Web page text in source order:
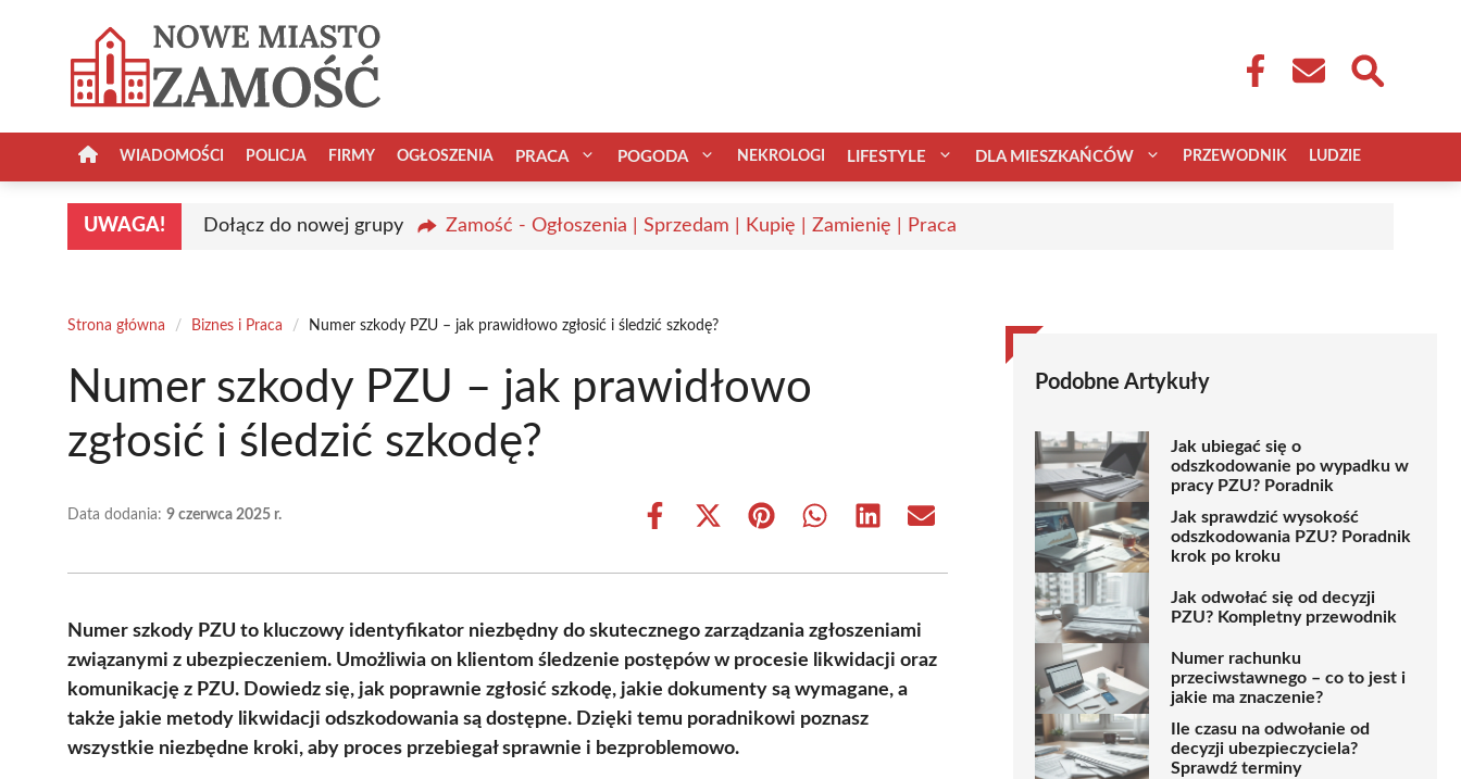
WIADOMOŚCI POLICJA FIRMY OGŁOSZENIA PRACA POGODA NEKROLOGI LIFESTYLE DLA MIESZKAŃCÓW PRZEWODNIK LUDZIE
UWAGA! Dołącz do nowej grupy Zamość - Ogłoszenia | Sprzedam | Kupię | Zamienię | Praca
Strona główna / Biznes i Praca / Numer szkody PZU – jak prawidłowo zgłosić i śledzić szkodę?
Numer szkody PZU – jak prawidłowo
zgłosić i śledzić szkodę?
Data dodania: 9 czerwca 2025 r.
Share
Share
(Twitter)
Share Share Share Share
Numer szkody PZU to kluczowy identyfikator niezbędny do skutecznego zarządzania zgłoszeniami
związanymi z ubezpieczeniem. Umożliwia on klientom śledzenie postępów w procesie likwidacji oraz
komunikację z PZU. Dowiedz się, jak poprawnie zgłosić szkodę, jakie dokumenty są wymagane, a
także jakie metody likwidacji odszkodowania są dostępne. Dzięki temu poradnikowi poznasz
wszystkie niezbędne kroki, aby proces przebiegał sprawnie i bezproblemowo.
Podobne Artykuły
Jak ubiegać się o
odszkodowanie po wypadku w
pracy PZU? Poradnik
Jak sprawdzić wysokość
odszkodowania PZU? Poradnik
krok po kroku
Jak odwołać się od decyzji
PZU? Kompletny przewodnik
Numer rachunku
przeciwstawnego – co to jest i
jakie ma znaczenie?
Ile czasu na odwołanie od
decyzji ubezpieczyciela?
Sprawdź terminy